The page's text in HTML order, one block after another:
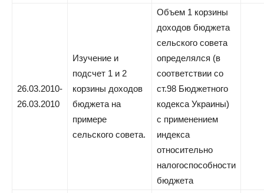
26.03.2010-
26.03.2010
Изучение и
подсчет 1 и 2
корзины доходов
бюджета на
примере
сельского совета.
Объем 1 корзины
доходов бюджета
сельского совета
определялся (в
соответствии со
ст.98 Бюджетного
кодекса Украины)
с применением
индекса
относительно
налогоспособности
бюджета